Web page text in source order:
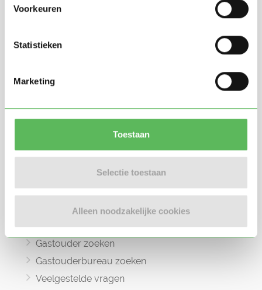
Voorkeuren
Statistieken
Marketing
Toestaan
Selectie toestaan
Alleen noodzakelijke cookies
in 2017, bedoeld om ouders, oppassers en
brengen.
Oppas zoeken
Oppaswerk zoeken
Gastouder zoeken
Gastouderbureau zoeken
Veelgestelde vragen